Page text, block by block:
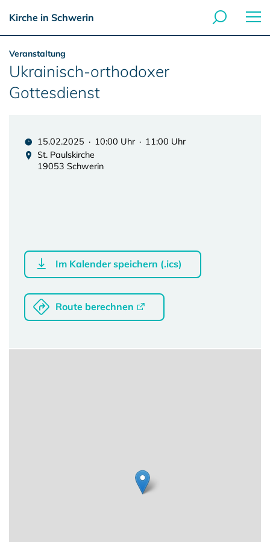
Kirche in Schwerin
Veranstaltung
Ukrainisch-orthodoxer
Gottesdienst
15.02.2025 · 10:00 Uhr · 11:00 Uhr
St. Paulskirche
19053 Schwerin
Im Kalender speichern (.ics)
Route berechnen